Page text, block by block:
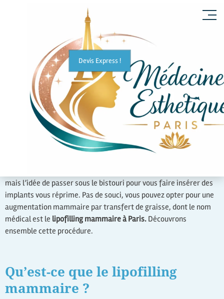
Devis Express !
mais l’idée de passer sous le bistouri pour vous faire insérer des
implants vous réprime. Pas de souci, vous pouvez opter pour une
augmentation mammaire par transfert de graisse, dont le nom
médical est le lipofilling mammaire à Paris. Découvrons
ensemble cette procédure.
Qu’est-ce que le lipofilling
mammaire ?